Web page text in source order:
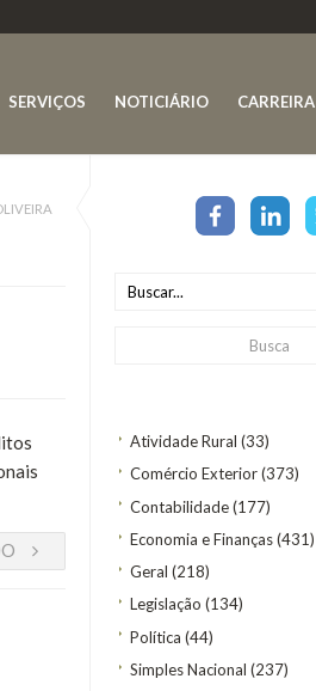
SERVIÇOS NOTICIÁRIO CARREIRA
Atividade Rural (33)
Comércio Exterior(373)
Contabilidade(177)
Economia e Finanças(431)
Geral (218)
Legislação (134)
Política (44)
Simples Nacional (237)